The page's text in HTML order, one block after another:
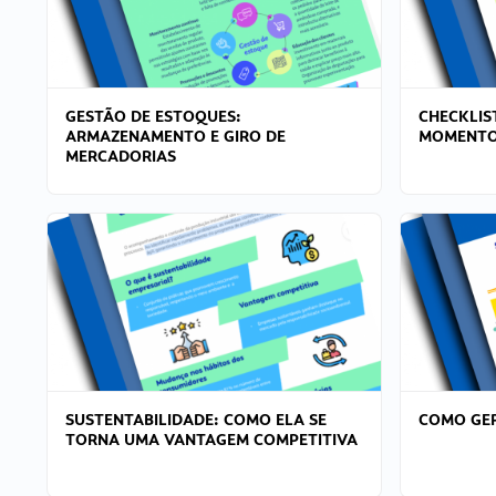
GESTÃO DE ESTOQUES:
ARMAZENAMENTO E GIRO DE
MERCADORIAS
SUSTENTABILIDADE: COMO ELA SE
TORNA UMA VANTAGEM COMPETITIVA
COMO